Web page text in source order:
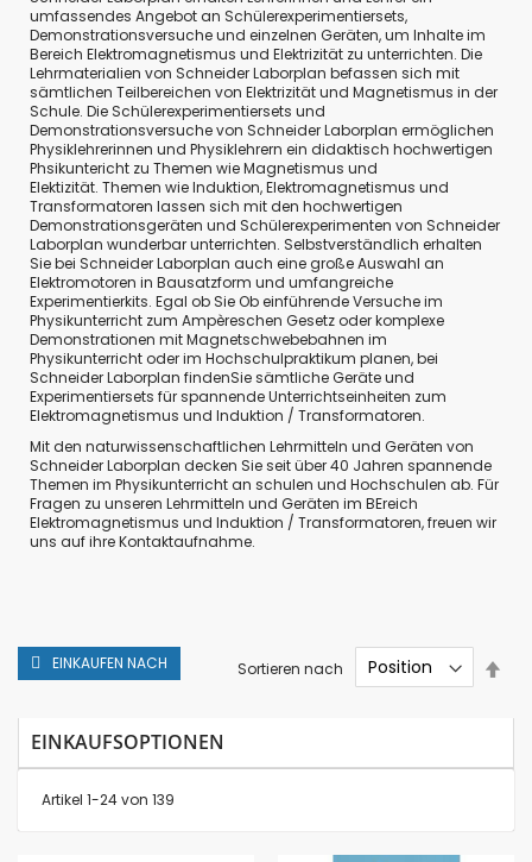
umfassendes Angebot an Schülerexperimentiersets,
Demonstrationsversuche und einzelnen Geräten, um Inhalte im
Bereich Elektromagnetismus und Elektrizität zu unterrichten. Die
Lehrmaterialien von Schneider Laborplan befassen sich mit
sämtlichen Teilbereichen von Elektrizität und Magnetismus in der
Schule. Die Schülerexperimentiersets und
Demonstrationsversuche von Schneider Laborplan ermöglichen
Physiklehrerinnen und Physiklehrern ein didaktisch hochwertigen
Phsikuntericht zu Themen wieMagnetismus und
Elektizität. Themen wie Induktion, Elektromagnetismus und
Transformatoren lassen sich mit den hochwertigen
Demonstrationsgeräten und Schülerexperimenten von Schneider
Laborplan wunderbar unterrichten. Selbstverständlich erhalten
Sie bei Schneider Laborplan auch eine große Auswahl an
Elektromotoren in Bausatzform und umfangreiche
Experimentierkits. Egal ob Sie Ob einführende Versuche im
Physikunterricht zum Ampèreschen Gesetz oder komplexe
Demonstrationen mit Magnetschwebebahnen im
Physikunterricht oder im Hochschulpraktikum planen, bei
Schneider Laborplan findenSie sämtliche Geräte und
Experimentiersets für spannende Unterrichtseinheiten zum
Elektromagnetismus und Induktion / Transformatoren.
Mit den naturwissenschaftlichen Lehrmitteln und Geräten von
Schneider Laborplan decken Sie seit über 40 Jahren spannende
Themen im Physikunterricht an schulen und Hochschulen ab. Für
Fragen zu unseren Lehrmitteln und Geräten im BEreich
Elektromagnetismus und Induktion / Transformatoren, freuen wir
uns auf ihre Kontaktaufnahme.
Artikel 1-24von 139
Sortieren nach
EINKAUFEN NACH
EINKAUFSOPTIONEN